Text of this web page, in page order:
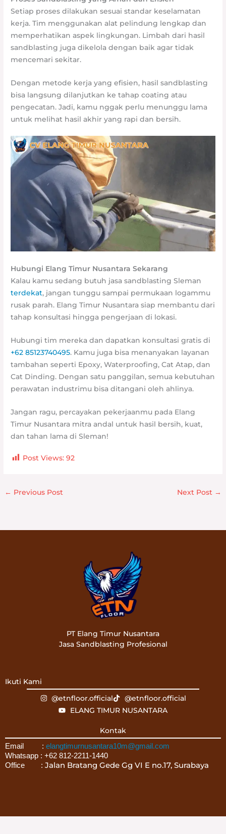
Setiap proses dilakukan sesuai standar keselamatan
kerja. Tim menggunakan alat pelindung lengkap dan
memperhatikan aspek lingkungan. Limbah dari hasil
sandblasting juga dikelola dengan baik agar tidak
mencemari sekitar.
Dengan metode kerja yang efisien, hasil sandblasting
bisa langsung dilanjutkan ke tahap coating atau
pengecatan. Jadi, kamu nggak perlu menunggu lama
untuk melihat hasil akhir yang rapi dan bersih.
Hubungi Elang Timur Nusantara Sekarang
Kalau kamu sedang butuh jasa sandblasting Sleman
terdekat, jangan tunggu sampai permukaan logammu
rusak parah. Elang Timur Nusantara siap membantu dari
tahap konsultasi hingga pengerjaan di lokasi.
Hubungi tim mereka dan dapatkan konsultasi gratis di
+62 85123740495. Kamu juga bisa menanyakan layanan
tambahan seperti Epoxy, Waterproofing, Cat Atap, dan
Cat Dinding. Dengan satu panggilan, semua kebutuhan
perawatan industrimu bisa ditangani oleh ahlinya.
Jangan ragu, percayakan pekerjaanmu pada Elang
Timur Nusantara mitra andal untuk hasil bersih, kuat,
dan tahan lama di Sleman!
Post Views: 92
← Previous Post Next Post →
PT Elang Timur Nusantara
Jasa Sandblasting Profesional
Ikuti Kami
@etnfloor.official
@etnfloor.official
ELANG TIMUR NUSANTARA
Kontak
Email : elangtimurnusantara10m@gmail.com
Whatsapp : +62 812-2211-1440
Office : Jalan Bratang Gede Gg VI E no.17, Surabaya